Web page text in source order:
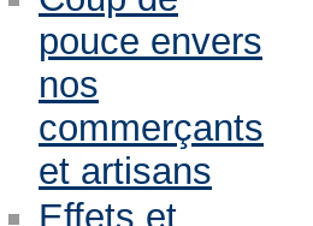
pouce envers
nos
commerçants
et artisans
Effets et